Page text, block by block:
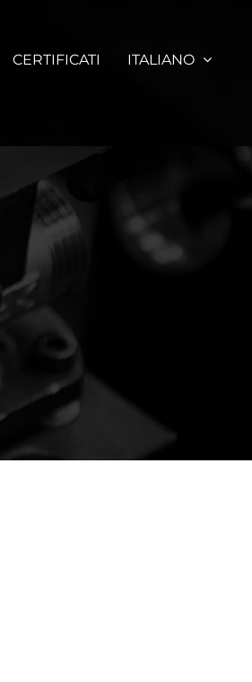
CERTIFICATI ITALIANO